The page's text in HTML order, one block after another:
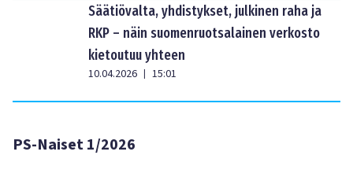
Säätiövalta, yhdistykset, julkinen raha ja
RKP – näin suomenruotsalainen verkosto
kietoutuu yhteen
10.04.2026 | 15:01
PS-Naiset 1/2026